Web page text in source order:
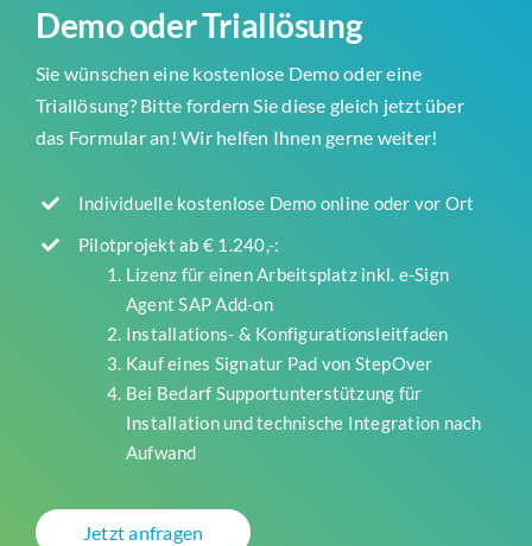
Demo oder Triallösung
Sie wünschen eine kostenlose Demo oder eine
Triallösung? Bitte fordern Sie diese gleich jetzt über
das Formular an! Wir helfen Ihnen gerne weiter!
Individuelle kostenlose Demo online oder vor Ort
Pilotprojekt ab € 1.240,-:
Lizenz für einen Arbeitsplatz inkl. e-Sign
Agent SAP Add-on
Installations- & Konfigurationsleitfaden
Kauf eines Signatur Pad von StepOver
Bei Bedarf Supportunterstützung für
Installation und technische Integration nach
Aufwand
Jetzt anfragen